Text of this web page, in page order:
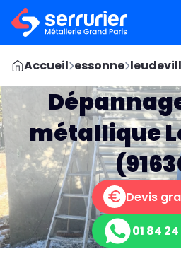
Accueil essonne
métallique
Devis
01 84